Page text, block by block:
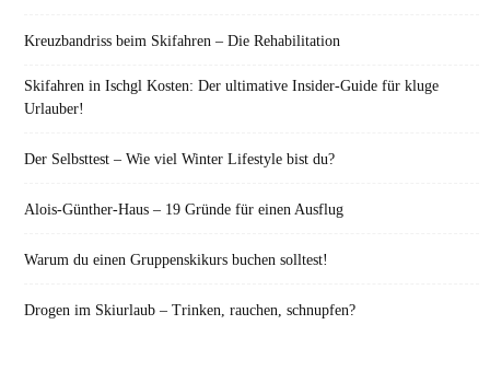
Kreuzbandriss beim Skifahren – Die Rehabilitation
Skifahren in Ischgl Kosten: Der ultimative Insider-Guide für kluge
Urlauber!
Der Selbsttest – Wie viel Winter Lifestyle bist du?
Alois-Günther-Haus – 19 Gründe für einen Ausflug
Warum du einen Gruppenskikurs buchen solltest!
Drogen im Skiurlaub – Trinken, rauchen, schnupfen?